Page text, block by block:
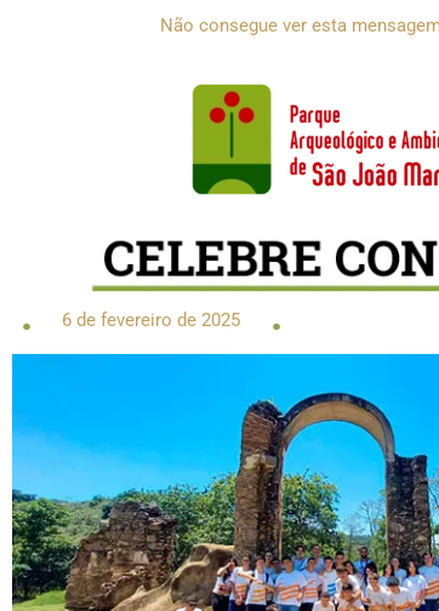
Não consegue ver esta
6 de fevereiro de 2025